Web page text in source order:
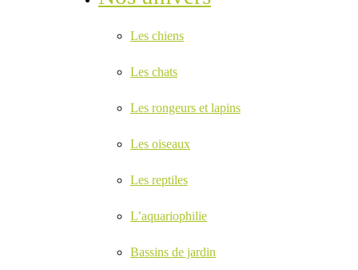
Les chiens
Les chats
Les rongeurs et lapins
Les oiseaux
Les reptiles
L’aquariophilie
Bassins de jardin